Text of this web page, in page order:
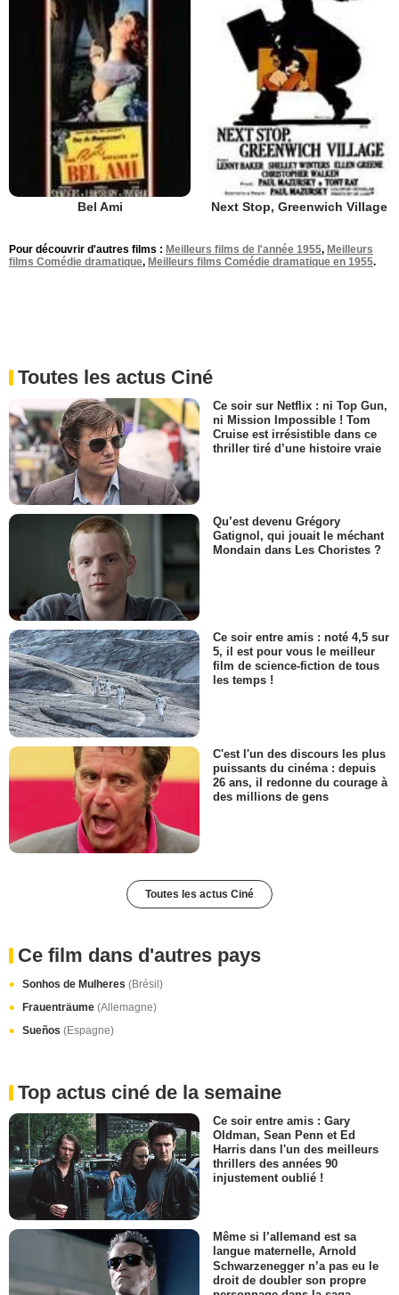
Bel Ami Next Stop, Greenwich Village
Pour découvrir d'autres films : Meilleurs films de l'année 1955, Meilleurs
films Comédie dramatique, Meilleurs films Comédie dramatique en 1955.
Toutes les actus Ciné
Ce soir sur Netflix : ni Top Gun,
ni Mission Impossible ! Tom
Cruise est irrésistible dans ce
thriller tiré d’une histoire vraie
Qu’est devenu Grégory
Gatignol, qui jouait le méchant
Mondain dans Les Choristes ?
Ce soir entre amis : noté 4,5 sur
5, il est pour vous le meilleur
film de science-fiction de tous
les temps !
C'est l'un des discours les plus
puissants du cinéma : depuis
26 ans, il redonne du courage à
des millions de gens
Toutes les actus Ciné
Ce film dans d'autres pays
Sonhos de Mulheres (Brésil)
Frauenträume (Allemagne)
Sueños (Espagne)
Top actus ciné de la semaine
Ce soir entre amis : Gary
Oldman, Sean Penn et Ed
Harris dans l'un des meilleurs
thrillers des années 90
injustement oublié !
Même si l’allemand est sa
langue maternelle, Arnold
Schwarzenegger n’a pas eu le
droit de doubler son propre